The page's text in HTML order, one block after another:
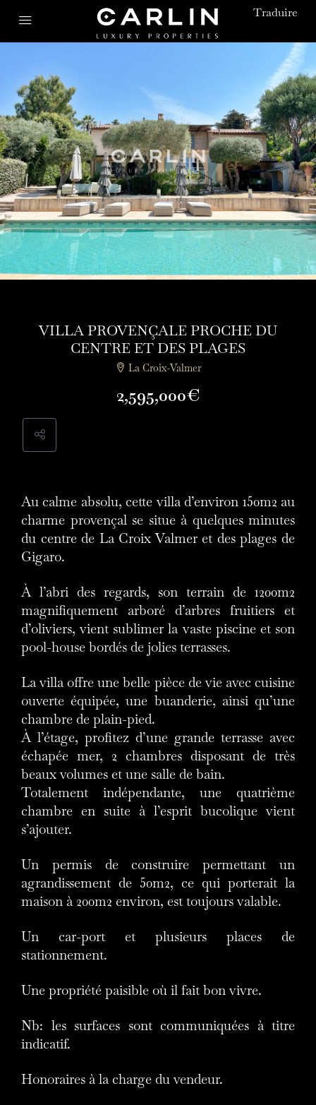
VILLA PROVENÇALE PROCHE DU
CENTRE ET DES PLAGES
La Croix-Valmer
2,595,000€
Au calme absolu, cette villa d’environ 150m2 au
charme provençal se situe à quelques minutes
du centre de La Croix Valmer et des plages de
Gigaro.
À l’abri des regards, son terrain de 1200m2
magnifiquement arboré d’arbres fruitiers et
d’oliviers, vient sublimer la vaste piscine et son
pool-house bordés de jolies terrasses.
La villa offre une belle pièce de vie avec cuisine
ouverte équipée, une buanderie, ainsi qu’une
chambre de plain-pied.
À l’étage, profitez d’une grande terrasse avec
échapée mer, 2 chambres disposant de très
beaux volumes et une salle de bain.
Totalement indépendante, une quatrième
chambre en suite à l’esprit bucolique vient
s’ajouter.
Un permis de construire permettant un
agrandissement de 50m2, ce qui porterait la
maison à 200m2 environ, est toujours valable.
Un car-port et plusieurs places de
stationnement.
Une propriété paisible où il fait bon vivre.
Nb: les surfaces sont communiquées à titre
indicatif.
Honoraires à la charge du vendeur.
Traduire